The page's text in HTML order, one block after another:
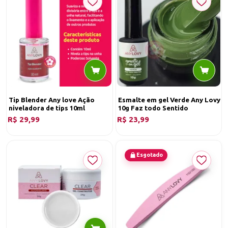
ele é suave para as unhas naturais, minimizando os danos e
garantindo uma aplicação duradoura e resistente. Sua função
impermeabilizante previne infiltrações e descolamentos,
proporcionando unhas impecáveis por mais tempo. Com
ingredientes de alta qualidade, como Hema e Copolímero de
Acrilatos, o Primer Any Love assegura eficácia e segurança em cada
Desenvolvido para uso profissional e doméstico, o Primer Any Love
Tip Blender Any love Ação
niveladora de tips 10ml
R$ 29,99
Esmalte em gel Verde Any Lovy
10g Faz todo Sentido
R$ 23,99
Esgotado